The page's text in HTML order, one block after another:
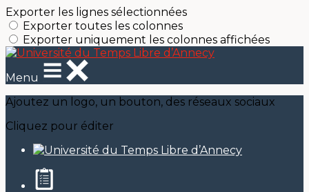
Exporter les lignes sélectionnées
Exporter toutes les colonnes
Exporter uniquement les colonnes affichées
Menu
Ajoutez un logo, un bouton, des réseaux sociaux
Cliquez pour éditer